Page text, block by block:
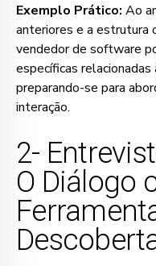
Exemplo Prático: Ao
anteriores e a estrutura
vendedor de software
específicas relacionadas
preparando-se para
interação.
2-
O Diálogo